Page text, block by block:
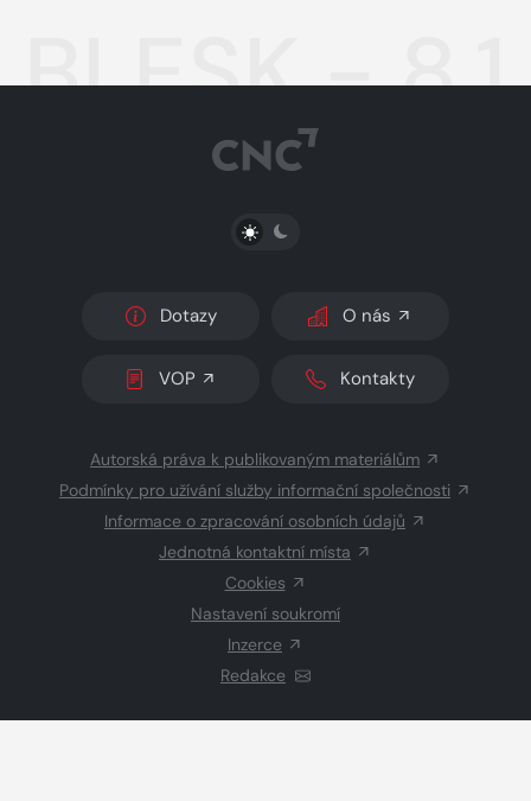
BLESK -
PŘEPNOUT SVĚTLÝ/TMAVÝ REŽIM
Dotazy O nás
VOP Kontakty
Autorská práva k publikovaným materiálům
Podmínky pro užívání služby informační společnosti
Informace o zpracování osobních údajů
Jednotná kontaktní místa
Cookies
Nastavení soukromí
Inzerce
Redakce